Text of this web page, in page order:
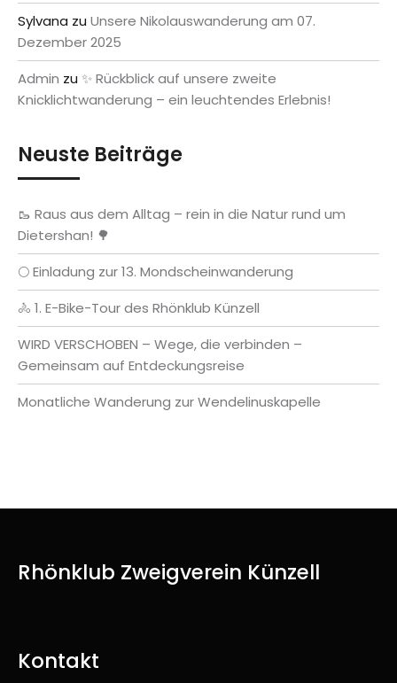
Sylvana zu Unsere Nikolauswanderung am 07.
Dezember 2025
Admin zu ✨ Rückblick auf unsere zweite
Knicklichtwanderung – ein leuchtendes Erlebnis!
Neuste Beiträge
🥾 Raus aus dem Alltag – rein in die Natur rund um
Dietershan! 🌳
🌕 Einladung zur 13. Mondscheinwanderung
🚴 1. E-Bike-Tour des Rhönklub Künzell
WIRD VERSCHOBEN – Wege, die verbinden –
Gemeinsam auf Entdeckungsreise
Monatliche Wanderung zur Wendelinuskapelle
Rhönklub Zweigverein Künzell
Kontakt